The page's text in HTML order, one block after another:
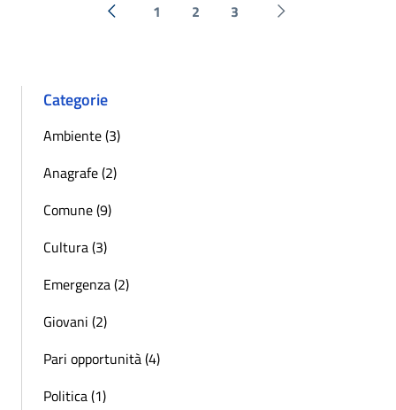
« Precedente
1 2 3 Successiva »
Categorie
Ambiente (3)
Anagrafe (2)
Comune (9)
Cultura (3)
Emergenza (2)
Giovani (2)
Pari opportunità (4)
Politica (1)